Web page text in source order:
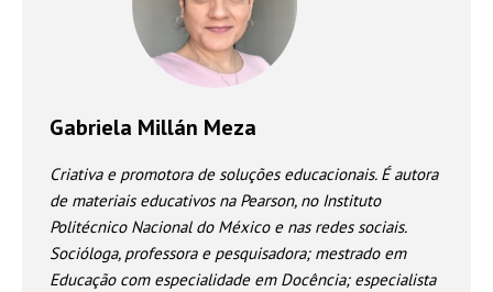
Gabriela Millán Meza
Criativa e promotora de soluções educacionais. É autora
de materiais educativos na Pearson, no Instituto
Politécnico Nacional do México e nas redes sociais.
Socióloga, professora e pesquisadora; mestrado em
Educação com especialidade em Docência; especialista